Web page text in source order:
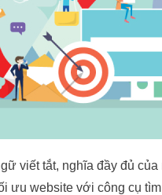
viết tắt, nghĩa đầy đủ của
ưu website với công cụ